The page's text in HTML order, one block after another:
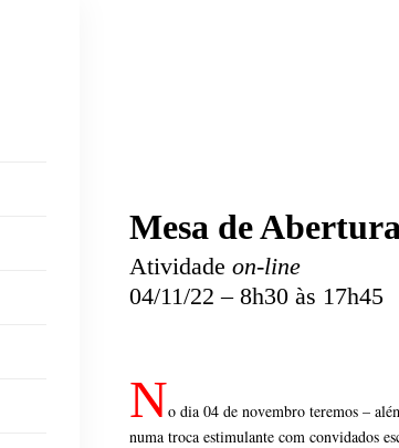
Mesa de
Atividadeon-line
04/11/22 – 8h30 às 17h45
No dia 04 de novembro teremos –
numa troca estimulante com convidados